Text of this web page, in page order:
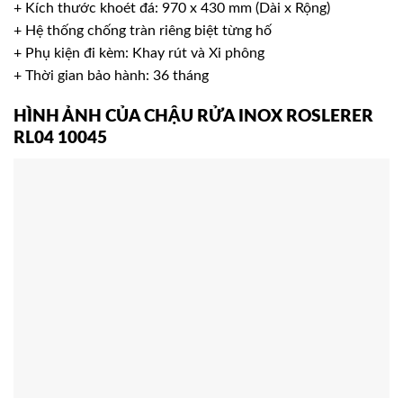
+ Kích thước khoét đá: 970 x 430 mm (Dài x Rộng)
+ Hệ thống chống tràn riêng biệt từng hố
+ Phụ kiện đi kèm: Khay rút và Xi phông
+ Thời gian bảo hành: 36 tháng
HÌNH ẢNH CỦA CHẬU RỬA INOX ROSLERER
RL04 10045